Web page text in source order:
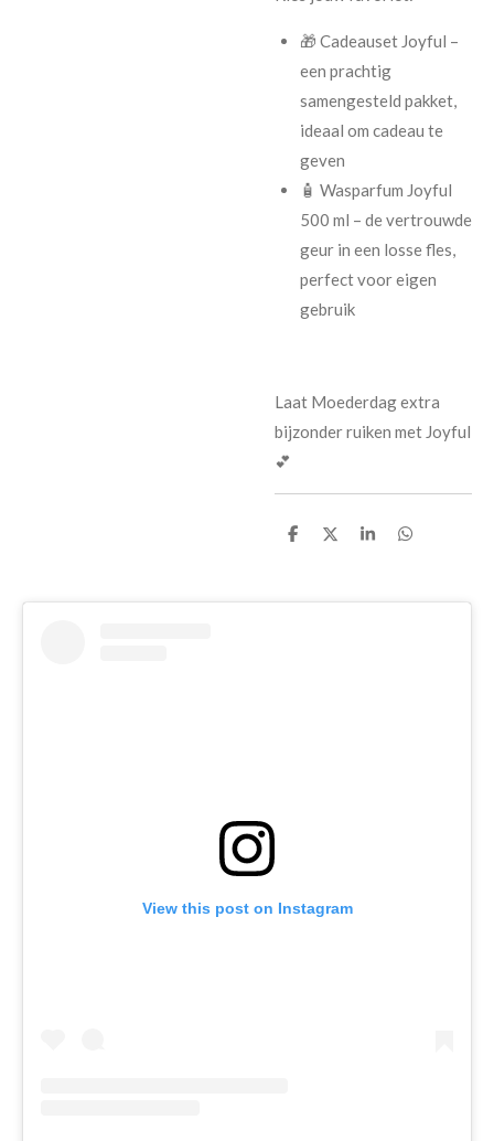
🎁 Cadeauset Joyful –
een prachtig
samengesteld pakket,
ideaal om cadeau te
geven
🧴 Wasparfum Joyful
500 ml – de vertrouwde
geur in een losse fles,
perfect voor eigen
gebruik
Laat Moederdag extra
bijzonder ruiken met Joyful
💕
D
n
D
S
e
D
n
View this post on Instagram